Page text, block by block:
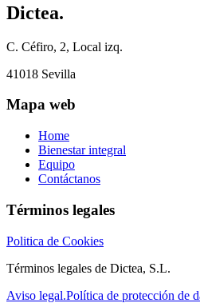
Dictea.
C. Céfiro, 2, Local izq.
41018 Sevilla
Mapa web
Home
Bienestar integral
Equipo
Contáctanos
Términos legales
Politica de Cookies
Términos legales de Dictea, S.L.
Aviso legal.Política de protección de